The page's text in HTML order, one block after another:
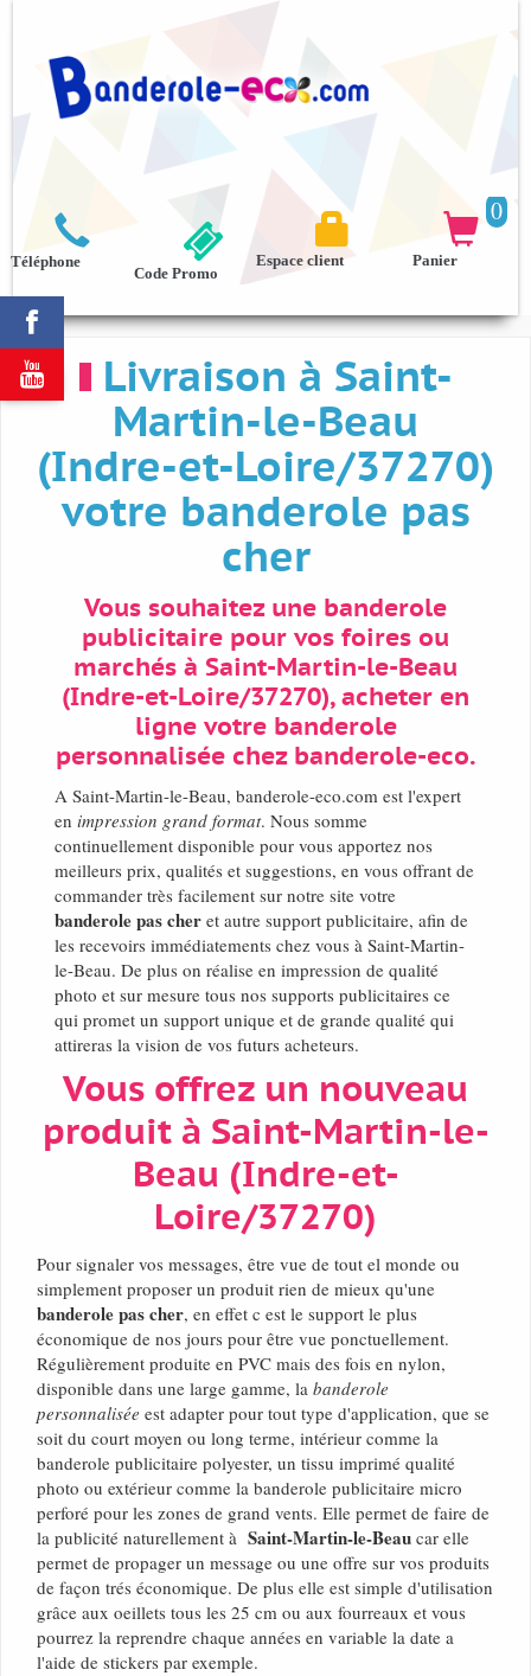



Téléphone
0

Panier

Espace client
Code Promo
Livraison à Saint-
Martin-le-Beau
(Indre-et-Loire/37270)
votre banderole pas
cher
Vous souhaitez une banderole
publicitaire pour vos foires ou
marchés à Saint-Martin-le-Beau
(Indre-et-Loire/37270), acheter en
ligne votre banderole
personnalisée chez banderole-eco.
A Saint-Martin-le-Beau, banderole-eco.com est l'expert
en impression grand format. Nous somme
continuellement disponible pour vous apportez nos
meilleurs prix, qualités et suggestions, en vous offrant de
commander très facilement sur notre site votre
banderole pas cher et autre support publicitaire, afin de
les recevoirs immédiatements chez vous à Saint-Martin-
le-Beau. De plus on réalise en impression de qualité
photo et sur mesure tous nos supports publicitaires ce
qui promet un support unique et de grande qualité qui
attireras la vision de vos futurs acheteurs.
Vous offrez un nouveau
produit à Saint-Martin-le-
Beau (Indre-et-
Loire/37270)
Pour signaler vos messages, être vue de tout el monde ou
simplement proposer un produit rien de mieux qu'une
banderole pas cher, en effet c est le support le plus
économique de nos jours pour être vue ponctuellement.
Régulièrement produite en PVC mais des fois en nylon,
disponible dans une large gamme, la banderole
personnalisée est adapter pour tout type d'application, que se
soit du court moyen ou long terme, intérieur comme la
banderole publicitaire polyester, un tissu imprimé qualité
photo ou extérieur comme la banderole publicitaire micro
perforé pour les zones de grand vents. Elle permet de faire de
la publicité naturellement à Saint-Martin-le-Beau car elle
permet de propager un message ou une offre sur vos produits
de façon trés économique. De plus elle est simple d'utilisation
grâce aux oeillets tous les 25 cm ou aux fourreaux et vous
pourrez la reprendre chaque années en variable la date a
l'aide de stickers par exemple.